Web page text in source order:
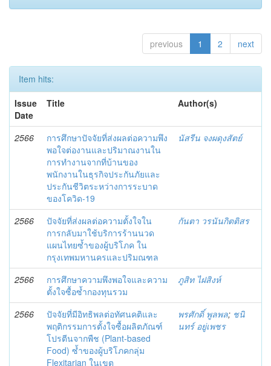
previous 1 2 next
Item hits:
Issue
Date
Title Author(s)
2566
การศึกษาปัจจัยที่ส่งผลต่อความพึง
พอใจต่องานและปริมาณงานใน
การทำงานจากที่บ้านของ
พนักงานในธุรกิจประกันภัยและ
ประกันชีวิตระหว่างการระบาด
ของโควิด-19
นัสรีน จงผดุงสัตย์
2566
ปัจจัยที่ส่งผลต่อความตั้งใจใน
การกลับมาใช้บริการร้านนวด
แผนไทยซ้ำของผู้บริโภค ใน
กรุงเทพมหานครและปริมณฑล
กันตา วรนันกิตติสร
2566
การศึกษาความพึงพอใจและความ
ตั้งใจซื้อซ้ำกองทุนรวม
ภูสิท ไฝสิงห์
2566
ปัจจัยที่มีอิทธิพลต่อทัศนคติและ
พฤติกรรมการตั้งใจซื้อผลิตภัณฑ์
โปรตีนจากพืช (Plant-based
Food) ซ้ำของผู้บริโภคกลุ่ม
Flexitarian ในเขต
พรศักดิ์ พูลพล; ชนิ
นทร์ อยู่เพชร